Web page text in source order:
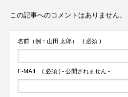
この記事へのコメントはありません。
名前（例：山田 太郎） ( 必須 )
E-MAIL ( 必須 ) - 公開されません -